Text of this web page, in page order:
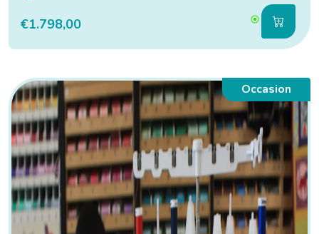
€1.798,00
Occasion